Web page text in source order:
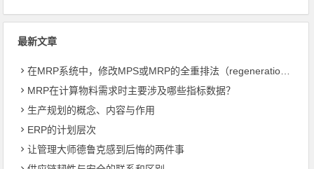
最新文章
在MRP系统中，修改MPS或MRP的全重排法（regeneration）和净改变法？
MRP在计算物料需求时主要涉及哪些指标数据？
生产规划的概念、内容与作用
ERP的计划层次
让管理大师德鲁克感到后悔的两件事